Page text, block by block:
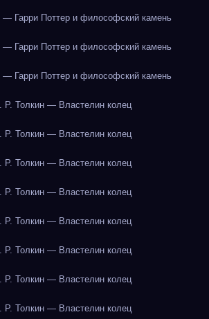
Гарри Поттер и философский камень
Гарри Поттер и философский камень
Гарри Поттер и философский камень
Р. Толкин — Властелин колец
Р. Толкин — Властелин колец
Р. Толкин — Властелин колец
Р. Толкин — Властелин колец
Р. Толкин — Властелин колец
Р. Толкин — Властелин колец
Р. Толкин — Властелин колец
Р. Толкин — Властелин колец